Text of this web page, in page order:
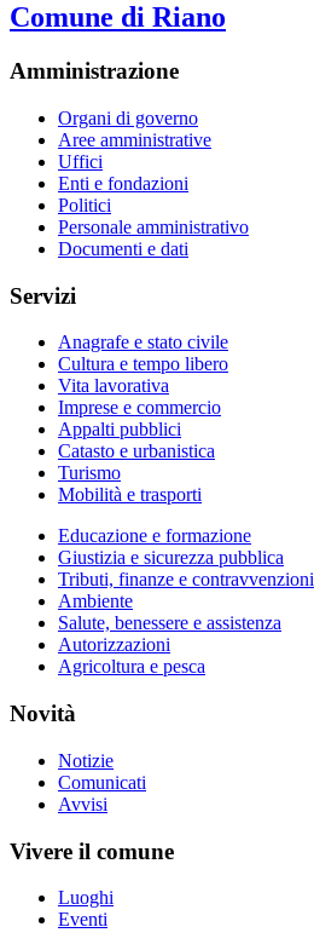
Comune di Riano
Amministrazione
Organi di governo
Aree amministrative
Uffici
Enti e fondazioni
Politici
Personale amministrativo
Documenti e dati
Servizi
Anagrafe e stato civile
Cultura e tempo libero
Vita lavorativa
Imprese e commercio
Appalti pubblici
Catasto e urbanistica
Turismo
Mobilità e trasporti
Educazione e formazione
Giustizia e sicurezza pubblica
Tributi, finanze e contravvenzioni
Ambiente
Salute, benessere e assistenza
Autorizzazioni
Agricoltura e pesca
Novità
Notizie
Comunicati
Avvisi
Vivere il comune
Luoghi
Eventi